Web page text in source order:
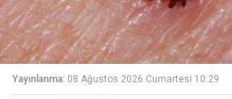
Yayınlanma: 08 Ağustos 2026 Cumartesi 10:29